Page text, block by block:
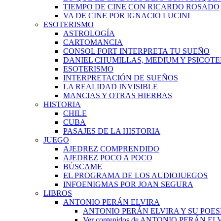
TIEMPO DE CINE CON RICARDO ROSADO
VA DE CINE POR IGNACIO LUCINI
ESOTERISMO
ASTROLOGÍA
CARTOMANCIA
CONSOL FORT INTERPRETA TU SUEÑO
DANIEL CHUMILLAS, MEDIUM Y
ESOTERISMO
INTERPRETACIÓN DE SUEÑOS
LA REALIDAD INVISIBLE
MANCIAS Y OTRAS HIERBAS
HISTORIA
CHILE
CUBA
PASAJES DE LA HISTORIA
JUEGO
AJEDREZ COMPRENDIDO
AJEDREZ POCO A POCO
BÚSCAME
EL PROGRAMA DE LOS AUDIOJUEGOS
INFOENIGMAS POR JOAN SEGURA
LIBROS
ANTONIO PERÁN ELVIRA
ANTONIO PERÁN ELVIRA Y SU